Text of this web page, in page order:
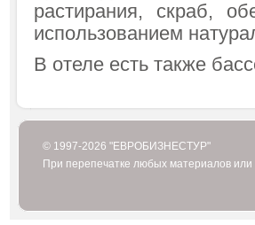
растирания, скраб,
использованием
В отеле есть также
© 1997-2026 "ЕВРОБИЗНЕСТУР"
При перепечатке любых материалов